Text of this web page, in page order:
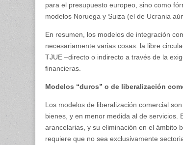
para el presupuesto europeo, sino como
modelos Noruega y Suiza (el de Ucrania
En resumen, los modelos de integración
necesariamente varias cosas: la libre
TJUE –directo o indirecto a través de la
financieras.
Modelos “duros” o de liberalización
Los modelos de liberalización comercial
bienes, y en menor medida al de servicios.
arancelarias, y su eliminación en el ámbito
requiere que no sea exclusivamente